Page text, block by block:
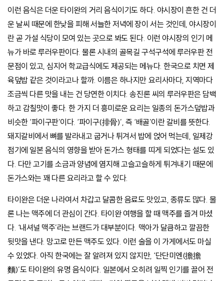
이런 음식은 더운 타이완의 거리 음식이기도 하다. 야시장이 흔한 건 더
운 날씨 때문에 한낮을 피해 서늘한 저녁에 장이 서는 것인데, 야시장이
란 곧 가설 식당이 모여 있는 곳으로 봐도 된다. 이런 야시장의 인기 메
뉴가 바로 루러우판이다. 물론 시내의 골목길 구석구석에 루러우판 전
문점이 있고, 심지어 학교급식에도 제공되는 메뉴다. 한국으로 치면 제
육덮밥 같은 것이라고나 할까. 이름은 하나지만 요리사마다, 지역마다
조금씩 다른 맛을 내는 건 당연한 이치다. 송진론 씨의 루러우판은 담백
하고 감칠맛이 좋다. 한 가지 더 흥미로운 요리는 일종의 돈가스덮밥과
비슷한 ‘파이구판’이다. ‘파이구(排骨)’, 즉 ‘배골’이란 갈비를 뜻한다.
돼지갈비에서 뼈를 발라내고 굽거나 튀겨서 밥에 얹어 먹는데, 일제강
점기에 일본 음식의 영향을 받아 돈가스 형태를 띠게 되었다는 설도 있
다. 다만 고기를 소금과 양념에 염지해 고슬고슬하게 튀겨내기 때문에
돈가스와는 꽤 다른 요리라고 할 수 있다.
타이완은 더운 나라여서 차갑고 달콤한 음료도 맛있고, 종류도 많다. 물
론 나는 맥주에 더 관심이 간다. 타이완 여행을 할 때 맥주를 즐겨 마셨
다. ‘내셔널 맥주’라는 브랜드가 대부분이다. 맥아가 달큼하고 깔끔한
뒷맛을 낸다. 망고로 만든 맥주도 있다. 이런 술을 이 가게에서도 마실
수 있었다. 아직 한국에는 잘 알려져 있지 않지만, ‘단단미엔(擔擔
麵)’도 타이완의 유명 음식이다. 일본에서 오히려 일찍 인기를 끌어 전